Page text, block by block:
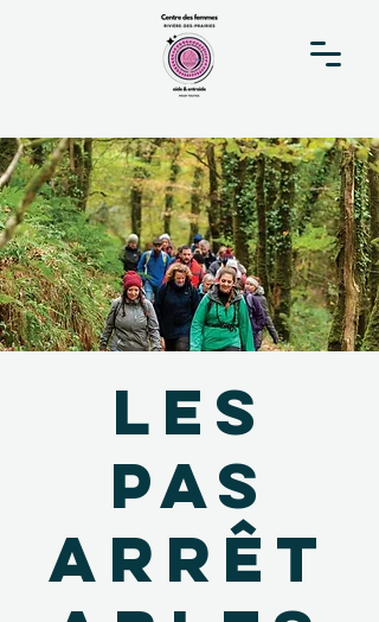
Les
pas
arrêt